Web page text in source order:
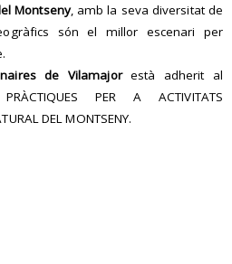
Montseny, amb la seva diversitat de
són el millor escenari per
de Vilamajorestà adherit al
PER A ACTIVITATS
DEL MONTSENY.